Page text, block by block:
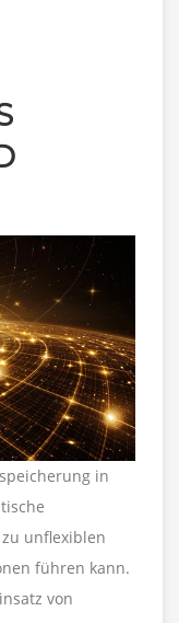
in
unflexiblen
führen kann.
von